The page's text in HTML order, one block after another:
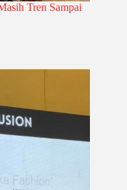
Tren Sampai